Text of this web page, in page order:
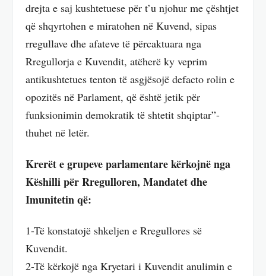
drejta e saj kushtetuese për t’u njohur me çështjet
që shqyrtohen e miratohen në Kuvend, sipas
rregullave dhe afateve të përcaktuara nga
Rregullorja e Kuvendit, atëherë ky veprim
antikushtetues tenton të asgjësojë defacto rolin e
opozitës në Parlament, që është jetik për
funksionimin demokratik të shtetit shqiptar”-
thuhet në letër.
Krerët e grupeve parlamentare kërkojnë nga
Këshilli për Rregulloren, Mandatet dhe
Imunitetin që:
1-Të konstatojë shkeljen e Rregullores së
Kuvendit.
2-Të kërkojë nga Kryetari i Kuvendit anulimin e